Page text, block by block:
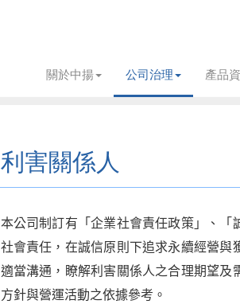
關於中揚 公司治理 產品
利害關係人
本公司制訂有「企業社會責任政策」、
社會責任，在誠信原則下追求永續經營與
適當溝通，瞭解利害關係人之合理期望
方針與營運活動之依據參考。